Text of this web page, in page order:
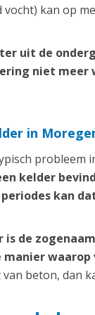
kan op
uit de
niet
in
probleem
kelder
kan
is de
manier
beton, dan